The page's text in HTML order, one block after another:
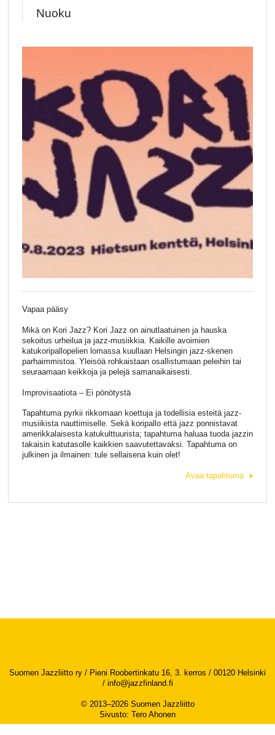
Nuoku
Vapaa pääsy
Mikä on Kori Jazz? Kori Jazz on ainutlaatuinen ja hauska
sekoitus urheilua ja jazz-musiikkia. Kaikille avoimien
katukoripallopelien lomassa kuullaan Helsingin jazz-skenen
parhaimmistoa. Yleisöä rohkaistaan osallistumaan peleihin tai
seuraamaan keikkoja ja pelejä samanaikaisesti.
Improvisaatiota – Ei pönötystä
Tapahtuma pyrkii rikkomaan koettuja ja todellisia esteitä jazz-
musiikista nauttimiselle. Sekä koripallo että jazz ponnistavat
amerikkalaisesta katukulttuurista; tapahtuma haluaa tuoda jazzin
takaisin katutasolle kaikkien saavutettavaksi. Tapahtuma on
julkinen ja ilmainen: tule sellaisena kuin olet!
Avaa tapahtuma
Suomen Jazzliitto ry / Pieni Roobertinkatu 16, 3. kerros / 00120 Helsinki
/ info@jazzfinland.fi
© 2013–2026 Suomen Jazzliitto
Sivusto: Tero Ahonen